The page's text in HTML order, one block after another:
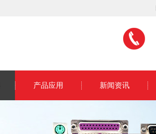
产品应用 新闻资讯